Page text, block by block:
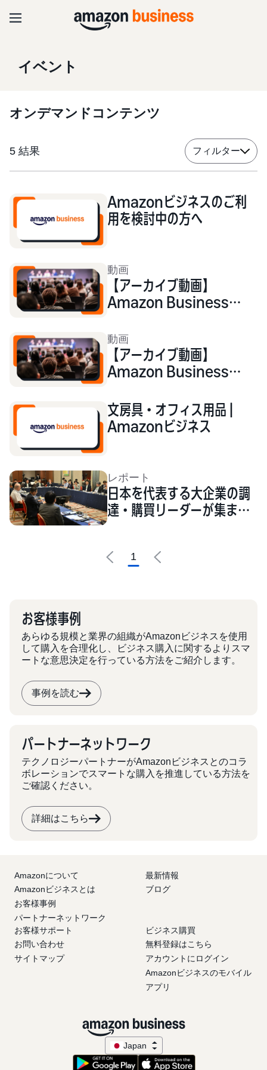
イベント
オンデマンドコンテンツ
5 結果 フィルター
Amazonビジネスのご利
用を検討中の方へ
動画
【アーカイブ動画】
Amazon Business
を変革し未来を切り拓く～
動画
【アーカイブ動画】
Amazon Business
業・組織の収益力を高める
購買調達戦略の現実解とは
文房具・オフィス用品 |
Amazonビジネス
レポート
日本を代表する大企業の調
達・購買リーダーが集まり
Roundtable 開催
1
お客様事例
あらゆる規模と業界の組織がAmazonビジネスを使用
して購入を合理化し、ビジネス購入に関するよりスマ
ートな意思決定を行っている方法をご紹介します。
事例を読む
パートナーネットワーク
テクノロジーパートナーがAmazonビジネスとのコラ
ボレーションでスマートな購入を推進している方法を
ご確認ください。
詳細はこちら
Amazonについて
Amazonビジネスとは
お客様事例
パートナーネットワーク
最新情報
ブログ
お客様サポート
お問い合わせ
サイトマップ
ビジネス購買
無料登録はこちら
アカウントにログイン
Amazonビジネスのモバイル
アプリ
Japan